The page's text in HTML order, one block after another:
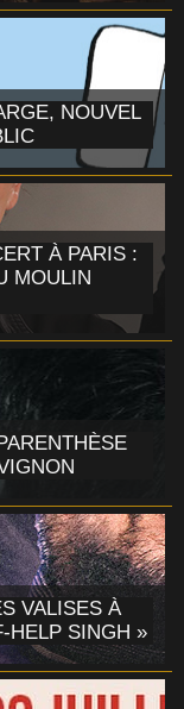
NOUVEL
À PARIS :
MOULIN
VALISES À
HELP SINGH »